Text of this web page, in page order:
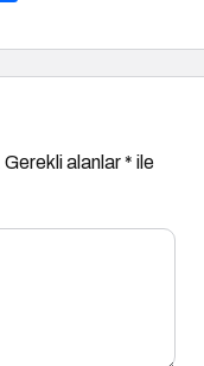
Gerekli alanlar* ile